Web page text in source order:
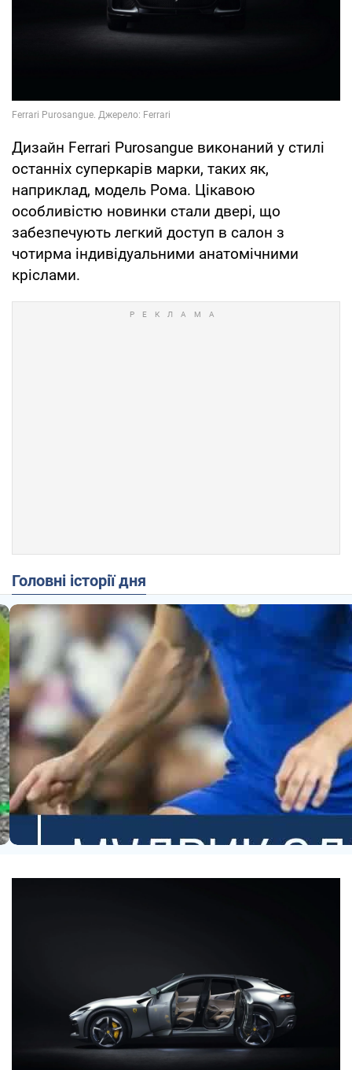
Дизайн Ferrari Purosangue виконаний у стилі
останніх суперкарів марки, таких як,
наприклад, модель Рома. Цікавою
особливістю новинки стали двері, що
забезпечують легкий доступ в салон з
чотирма індивідуальними анатомічними
кріслами.
Головні історії дня